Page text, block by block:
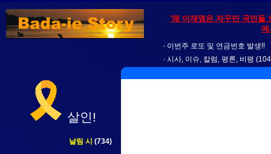
'왜 이재명은 자꾸만 국민들
에
이번주 로또 및 연금번호 발생!!
시사, 이슈, 칼럼, 평론, 비평
살인!
날림 시 (734)